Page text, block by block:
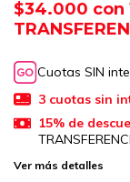
$34.000 con
Cuotas SIN
3 cuotas sin
15% de
Ver más detalles